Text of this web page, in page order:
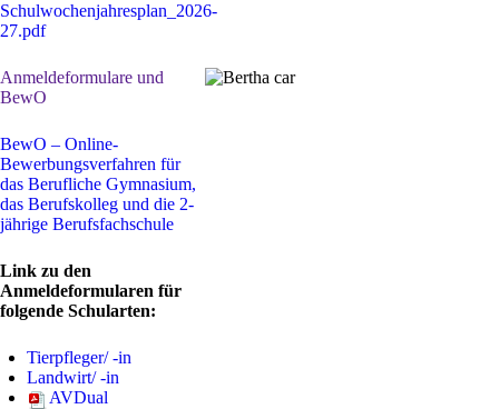
Schulwochenjahresplan_2026-
27.pdf
Anmeldeformulare und
BewO
BewO – Online-
Bewerbungsverfahren für
das Berufliche Gymnasium,
das Berufskolleg und die 2-
jährige Berufsfachschule
Link zu den
Anmeldeformularen für
folgende Schularten:
Tierpfleger/ -in
Landwirt/ -in
AVDual